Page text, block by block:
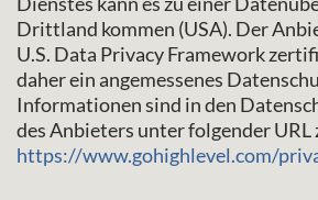
Drittland kommen (USA). Der
U.S. Data Privacy Framework
daher ein angemessenes
Informationen sind in den
des Anbieters unter folgender URL
https://www.gohighlevel.com/